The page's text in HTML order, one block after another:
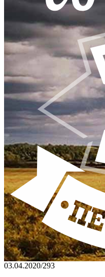
03.04.2020/293